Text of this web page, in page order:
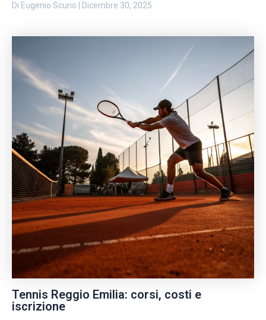
Di Eugenio Scurio Dicembre 30, 2025
Tennis Reggio Emilia: corsi, costi e
iscrizione